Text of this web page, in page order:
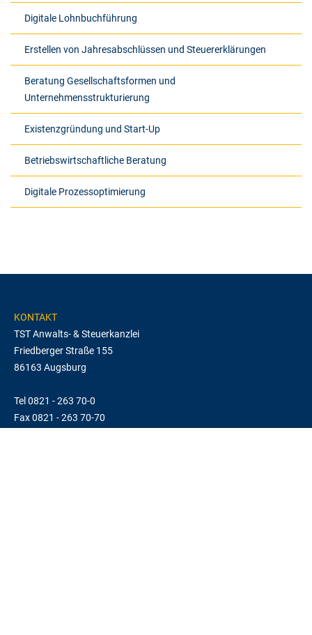
Digitale Lohnbuchführung
Erstellen von Jahresabschlüssen und Steuererklärungen
Beratung Gesellschaftsformen und
Unternehmensstrukturierung
Existenzgründung und Start-Up
Betriebswirtschaftliche Beratung
Digitale Prozessoptimierung
KONTAKT
TST Anwalts- & Steuerkanzlei
Friedberger Straße 155
86163 Augsburg
Tel 0821 - 263 70-0
Fax 0821 - 263 70-70